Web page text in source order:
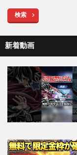
検索
新着動画